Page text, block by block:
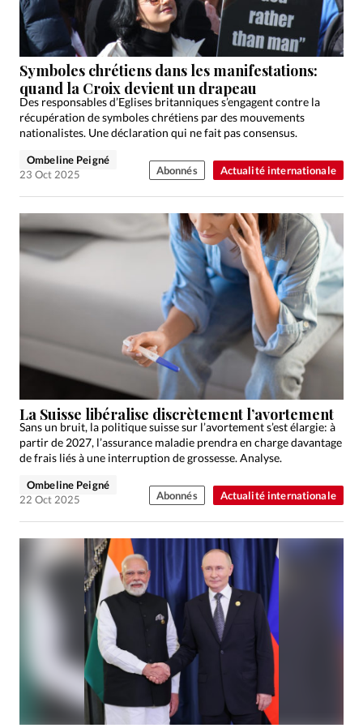
Devise:
CHF
RUBRIQUES
Tous les articles
Actualité chrétienne
Actualité internationale
Chronique
Culture
Dossier
Eglises Foi Génération réveil
Monde
Opinions
Publireportage
Société
Tour du monde des Eglises
Trait d'Ixène
Vécu
Vie Intérieure
Actualité internationale
Symboles chrétiens dans les manifestations:
quand la Croix devient un drapeau
Des responsables d’Eglises britanniques s’engagent contre la
récupération de symboles chrétiens par des mouvements
nationalistes. Une déclaration qui ne fait pas consensus.
Ombeline Peigné
23 Oct 2025
Abonnés
Actualité internationale
La Suisse libéralise discrètement l’avortement
Sans un bruit, la politique suisse sur l’avortement s’est élargie: à
partir de 2027, l’assurance maladie prendra en charge davantage
de frais liés à une interruption de grossesse. Analyse.
Ombeline Peigné
22 Oct 2025
Abonnés